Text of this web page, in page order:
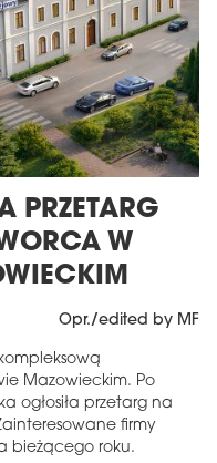
PRZETARG
W
Opr./edited by MF
Mazowieckim. Po
ogłosiła przetarg na
firmy
bieżącego roku.